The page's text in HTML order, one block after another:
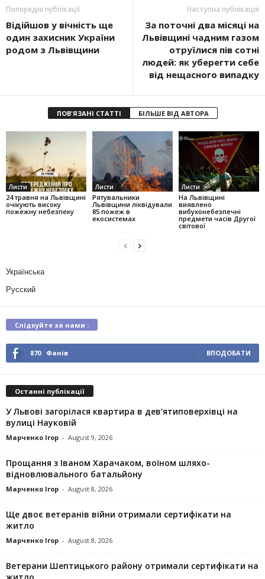
Попередні публікації
Відійшов у вічність ще
один захисник України
родом з Львівщини
Наступна публікація
За поточні два місяці на
Львівщині чадним газом
отруїлися пів сотні
людей: як уберегти себе
від нещасного випадку
ПОВ'ЯЗАНІ СТАТТІ БІЛЬШЕ ВІД АВТОРА
Листи
24 травня на Львівщині
очікують високу
пожежну небезпеку
Листи
Рятувальники
Львівщини ліквідували
85 пожеж в
екосистемах
Листи
На Львівщині
виявлено
вибухонебезпечні
предмети часів Другої
світової
Українська
Русский
Слідкуйте за нами :
870 Фанів ВПОДОБАТИ
Останні публікації
У Львові загорілася квартира в дев’ятиповерхівці на
вулиці Науковій
Марченко Ігор - August 9, 2026
Прощання з Іваном Харачаком, воїном шляхо-
відновлювального батальйону
Марченко Ігор - August 8, 2026
Ще двоє ветеранів війни отримали сертифікати на
житло
Марченко Ігор - August 8, 2026
Ветерани Шептицького району отримали сертифікати на